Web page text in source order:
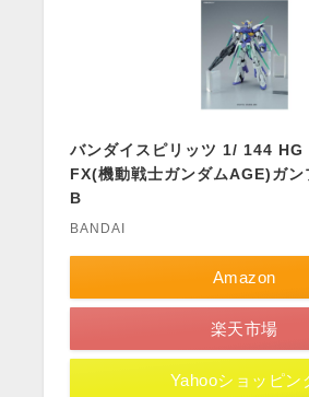
バンダイスピリッツ 1/ 144 HG
FX(機動戦士ガンダムAGE)ガン
B
BANDAI
Amazon
楽天市場
Yahooショッピン